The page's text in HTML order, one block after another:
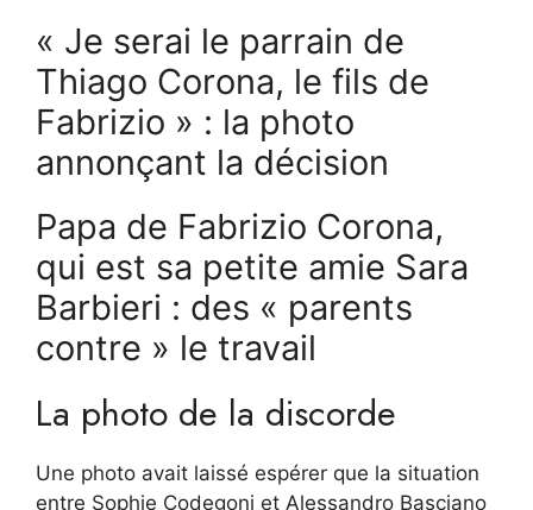
« Je serai le parrain de
Thiago Corona, le fils de
Fabrizio » : la photo
annonçant la décision
Papa de Fabrizio Corona,
qui est sa petite amie Sara
Barbieri : des « parents
contre » le travail
La photo de la discorde
Une photo avait laissé espérer que la situation
entre Sophie Codegoni et Alessandro Basciano